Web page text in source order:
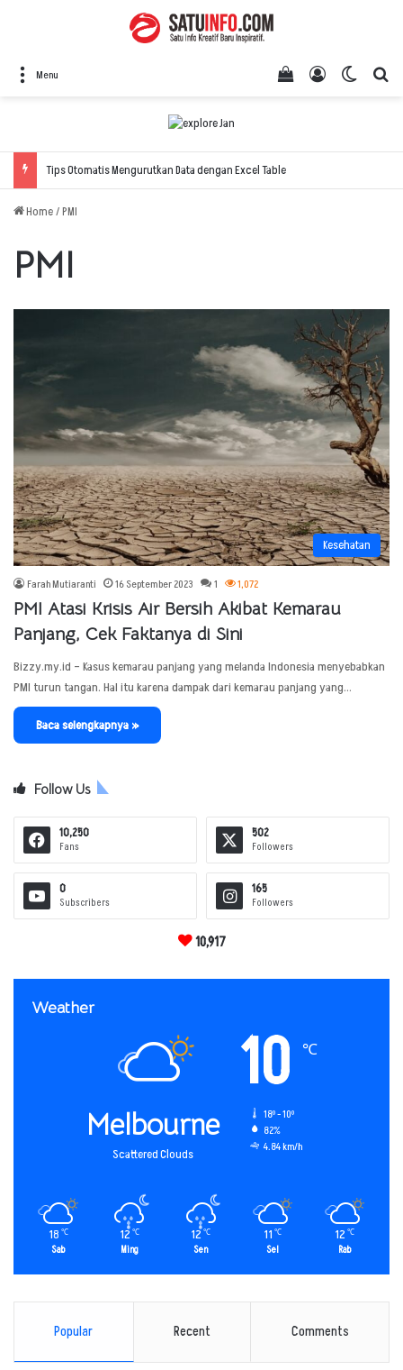
Menu Switch
Log In
View your
Tips Otomatis Mengurutkan Data dengan Excel Table
Home/PMI
PMI
Kesehatan
Farah Mutiaranti 16 September 2023 1 1,072
PMI Atasi Krisis Air Bersih Akibat Kemarau
Panjang, Cek Faktanya di Sini
Bizzy.my.id – Kasus kemarau panjang yang melanda Indonesia menyebabkan
PMI turun tangan. Hal itu karena dampak dari kemarau panjang yang…
Baca selengkapnya »
Follow Us
10,250
Fans
502
Followers
0
Subscribers
165
Followers
10,917
Weather
Melbourne
Scattered Clouds
10 ℃
18º - 10º
82%
4.84 km/h
18 ℃
Sab
12 ℃
Ming
12℃
Sen
11 ℃
Sel
12 ℃
Rab
Popular Recent Comments